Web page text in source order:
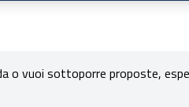
o vuoi sottoporre proposte,